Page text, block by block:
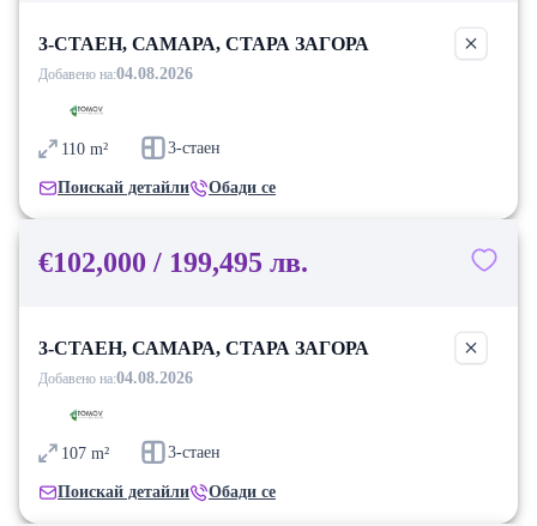
3-СТАЕН, САМАРА, СТАРА ЗАГОРА
Добавено на:04.08.2026
110 m² 3-стаен
Поискай детайли Обади се
€102,000 / 199,495 лв.
3-СТАЕН, САМАРА, СТАРА ЗАГОРА
Добавено на:04.08.2026
107 m² 3-стаен
Поискай детайли Обади се